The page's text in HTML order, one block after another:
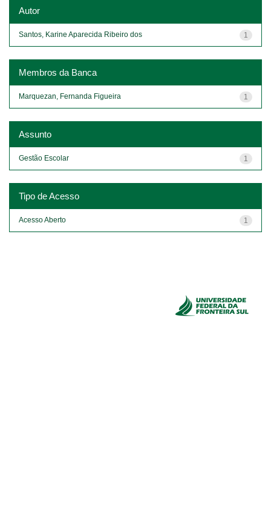
Autor
1
Santos, Karine Aparecida Ribeiro dos
Membros da Banca
1
Marquezan, Fernanda Figueira
Assunto
1
Gestão Escolar
Tipo de Acesso
1
Acesso Aberto